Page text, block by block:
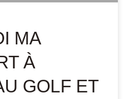
MA
À
GOLF ET